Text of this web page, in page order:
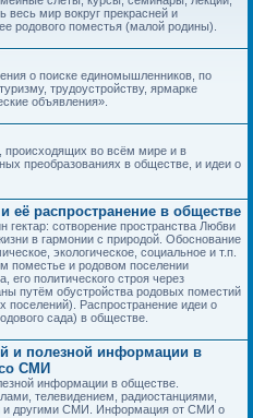
весь мир вокруг прекрасней и
родового поместья (малой родины).
о поиске единомышленников, по
трудоустройству, ярмарке
объявления».
происходящих во всём мире и в
преобразованиях в обществе, и идеи о
её распространение в обществе
сотворение пространства Любви
в гармонии с природой. Обоснование
экологическое, социальное и т.п.
поместье и родовом поселении
его политического строя через
путём обустройства родовых поместий
поселений). Распространение идеи о
сада) в обществе.
и полезной информации в
СМИ
информации в обществе.
телевидением, радиостанциями,
и другими СМИ. Информация от СМИ о